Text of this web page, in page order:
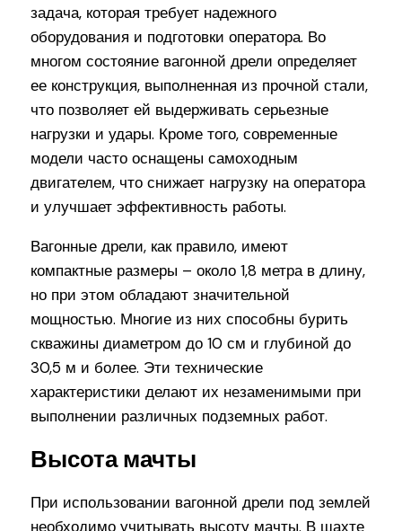
задача, которая требует надежного
оборудования и подготовки оператора. Во
многом состояние вагонной дрели определяет
ее конструкция, выполненная из прочной стали,
что позволяет ей выдерживать серьезные
нагрузки и удары. Кроме того, современные
модели часто оснащены самоходным
двигателем, что снижает нагрузку на оператора
и улучшает эффективность работы.
Вагонные дрели, как правило, имеют
компактные размеры – около 1,8 метра в длину,
но при этом обладают значительной
мощностью. Многие из них способны бурить
скважины диаметром до 10 см и глубиной до
30,5 м и более. Эти технические
характеристики делают их незаменимыми при
выполнении различных подземных работ.
Высота мачты
При использовании вагонной дрели под землей
необходимо учитывать высоту мачты. В шахте